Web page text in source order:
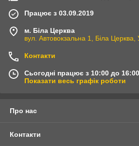
Працює з 03.09.2019
м. Біла Церква
вул. Автовокзальна 1, Біла Церква,
Контакти
Сьогодні працює з 10:00 до 16:00
Показати весь графік роботи
Про нас
Контакти